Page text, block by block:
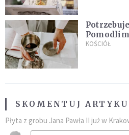
KOŚCIÓŁ
SKOMENTUJ
Płyta z grobu Jana Pawła II już w